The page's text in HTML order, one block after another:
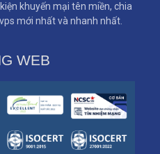
khuyến mại tên miền, chia
mới nhất và nhanh nhất.
WEB